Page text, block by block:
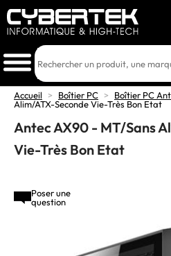
Accueil > Boîtier PC > Boîtier PC
Alim/ATX-Seconde Vie-Très Bon Etat
Antec AX90 - MT/Sans
Vie-Très Bon Etat
Poser une
question